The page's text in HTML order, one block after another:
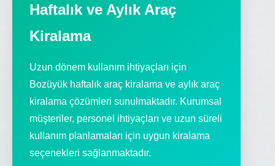
Haftalık ve Aylık Araç
Kiralama
Uzun dönem kullanım ihtiyaçları için
Bozüyük haftalık araç kiralama ve aylık araç
kiralama çözümleri sunulmaktadır. Kurumsal
müşteriler, personel ihtiyaçları ve uzun süreli
kullanım planlamaları için uygun kiralama
seçenekleri sağlanmaktadır.